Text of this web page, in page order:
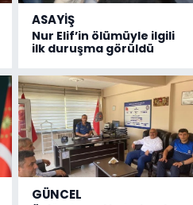
ASAYİŞ
Nur Elif’in ölümüyle ilgili
ilk duruşma görüldü
GÜNCEL